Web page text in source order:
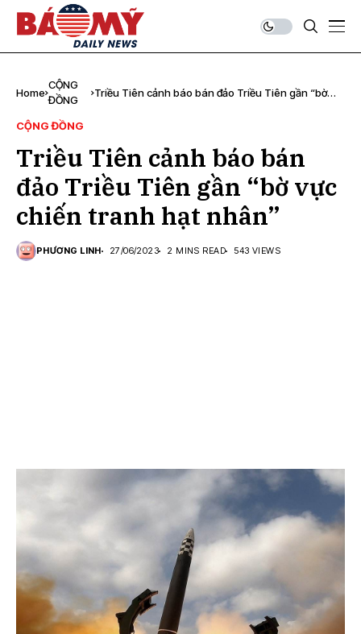
Home
CỘNG
ĐỒNG
Triều Tiên cảnh báo bán đảo Triều Tiên gần “bờ
CỘNG ĐỒNG
Triều Tiên cảnh báo bán
đảo Triều Tiên gần “bờ vực
chiến tranh hạt nhân”
PHƯƠNG LINH 27/06/2023 2 MINS READ 543 VIEWS